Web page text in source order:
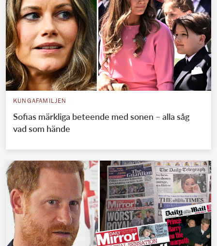
KUNGAFAMILJEN
Sofias märkliga beteende med sonen – alla såg
vad som hände